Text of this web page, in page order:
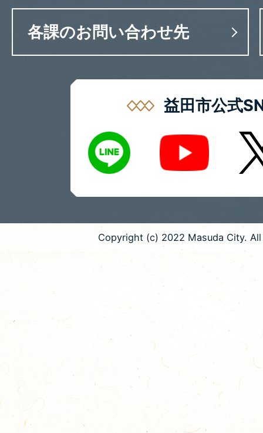
各課のお問い合わせ先
益田市公式
LINE
Youtube X
Copyright (c) 2022 Masuda City.